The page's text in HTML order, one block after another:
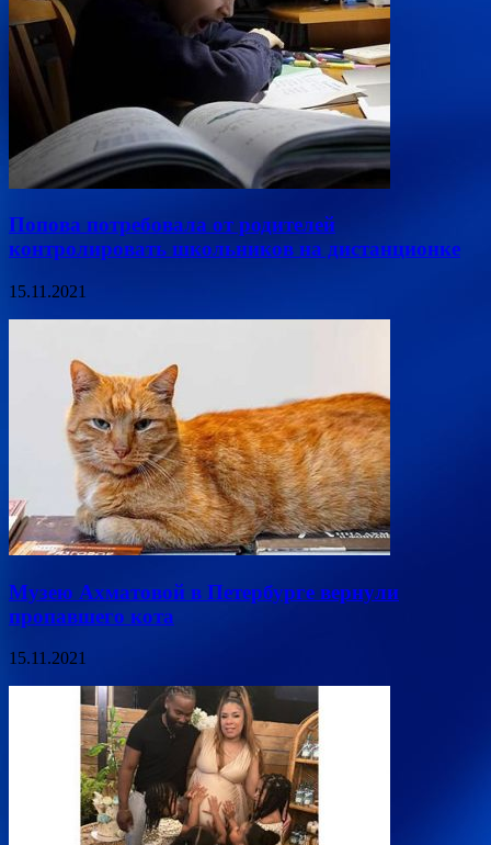
Попова потребовала от родителей
контролировать школьников на дистанционке
15.11.2021
Музею Ахматовой в Петербурге вернули
пропавшего кота
15.11.2021